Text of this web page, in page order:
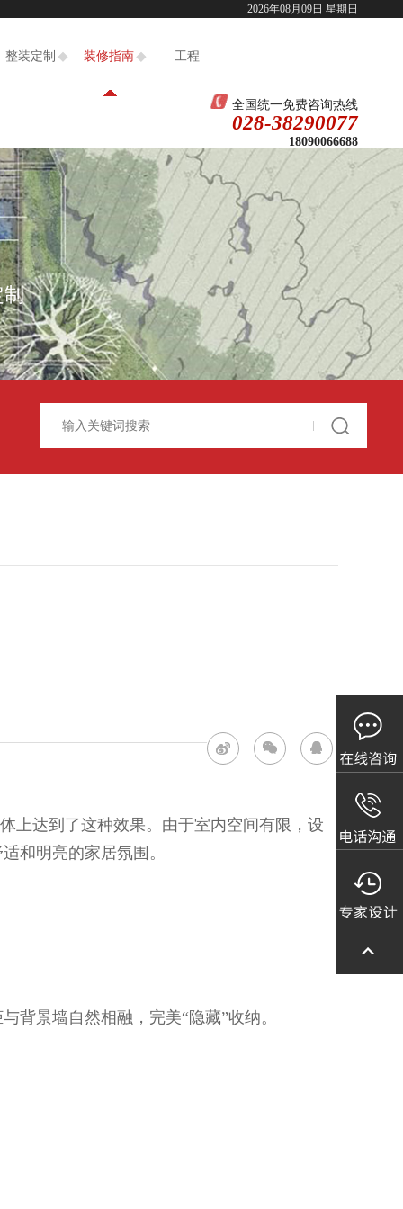
18090066688竭诚欢迎您的光临！
2026年08月09日 星期日
整装定制 装修指南 工程
全国统一免费咨询热线
028-38290077
18090066688
制
上达到了这种效果。由于室内空间有限，设
和明亮的家居氛围。
背景墙自然相融，完美“隐藏”收纳。